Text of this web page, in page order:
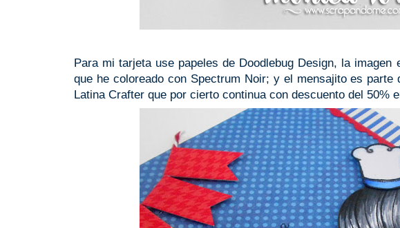
Para mi tarjeta use papeles de Doodlebug Design, la
que he coloreado con Spectrum Noir; y el mensajito es parte
Latina Crafter que por cierto continua con descuento del 50%